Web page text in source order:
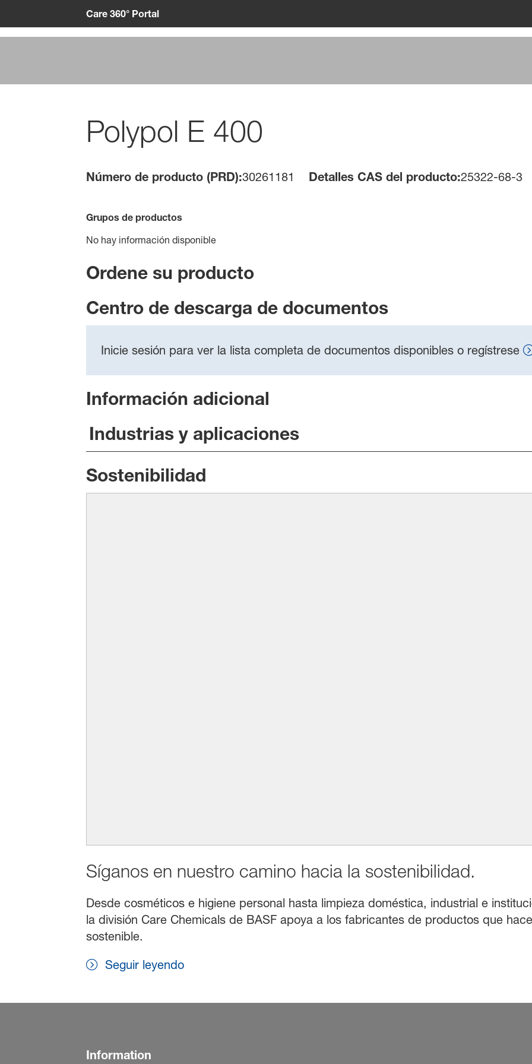
Care 360° Portal
Polypol E 400
Número de producto (PRD):30261181 Detalles CAS del producto:25322-68-3
Grupos de productos
No hay información disponible
Ordene su producto
Centro de descarga de documentos
Inicie sesión para ver la lista completa de documentos disponibles o regístrese
Información adicional
Industrias y aplicaciones
Sostenibilidad
Síganos en nuestro camino hacia la sostenibilidad.
Desde cosméticos e higiene personal hasta limpieza doméstica, industrial e
la división Care Chemicals de BASF apoya a los fabricantes de productos que
sostenible.
Seguir leyendo
Information